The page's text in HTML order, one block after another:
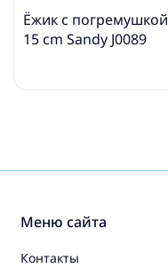
Ёжик с погремушкой
15 cm Sandy J0089
Меню сайта
Контакты